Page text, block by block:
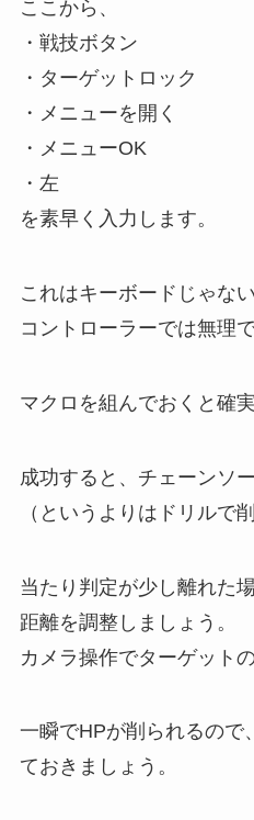
ここから、
・戦技ボタン
・ターゲットロック
・メニューを開く
・メニューOK
・左
を素早く入力します。
これはキーボードじゃな
コントローラーでは無理で
マクロを組んでおくと確実
成功すると、チェーンソ
（というよりはドリルで
当たり判定が少し離れた
距離を調整しましょう。
カメラ操作でターゲット
一瞬でHPが削られるので
ておきましょう。